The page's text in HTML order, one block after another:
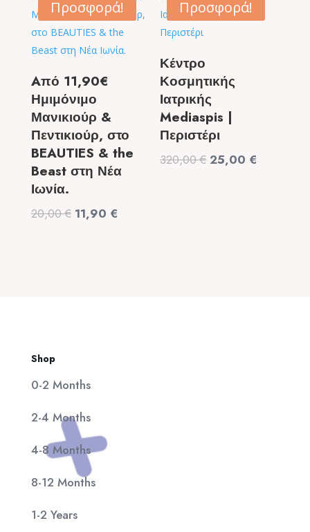
9,50 €. είναι:
6,50 €.
49,90 €.
Προσφορά!
Aπό 11,90€
Ημιμόνιμο
Μανικιούρ &
Πεντικιούρ, στο
BEAUTIES & the
Beast στη Νέα
Ιωνία.
20,00€ Original
11,90 €
Προσφορά!
Κέντρο
Κοσμητικής
Ιατρικής
Mediaspis |
Περιστέρι
320,00€ Original
25,00 €
Shop
0-2 Months
2-4 Months
4-8 Months
8-12 Months
1-2 Years